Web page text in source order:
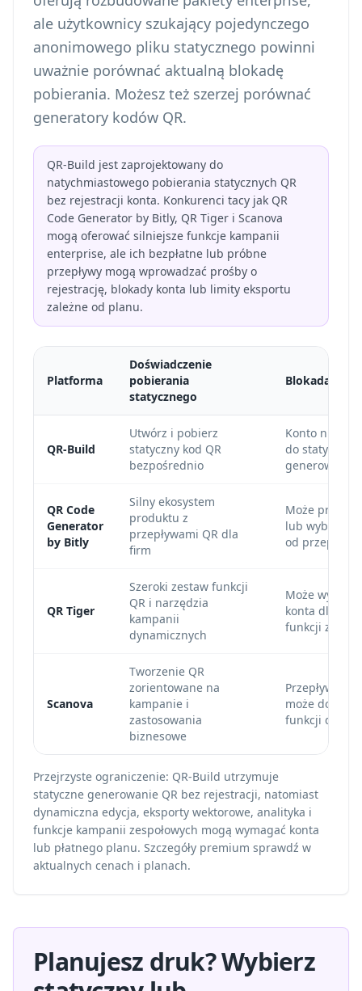
ale użytkownicy szukający pojedynczego
anonimowego pliku statycznego powinni
uważnie porównać aktualną blokadę
pobierania. Możesz też szerzej porównać
generatory kodów QR.
QR-Build jest zaprojektowany do
natychmiastowego pobierania statycznych QR
bez rejestracji konta. Konkurenci tacy jak QR
Code Generator by Bitly, QR Tiger i Scanova
mogą oferować silniejsze funkcje kampanii
enterprise, ale ich bezpłatne lub próbne
przepływy mogą wprowadzać prośby o
rejestrację, blokady konta lub limity eksportu
zależne od planu.
Platforma
Doświadczenie
pobierania
statycznego
Blokada
QR-Build
Utwórz i pobierz
statyczny kod QR
bezpośrednio
Konto nie
do
generowania
QR Code
Generator
by Bitly
Silny ekosystem
produktu z
przepływami QR dla
firm
Może prosić
lub wybór
od
QR Tiger
Szeroki zestaw funkcji
QR i narzędzia
kampanii
dynamicznych
Może
konta dla
funkcji
Scanova
Tworzenie QR
zorientowane na
kampanie i
zastosowania
biznesowe
Przepływ
może
funkcji
Przejrzyste ograniczenie: QR-Build utrzymuje
statyczne generowanie QR bez rejestracji, natomiast
dynamiczna edycja, eksporty wektorowe, analityka i
funkcje kampanii zespołowych mogą wymagać konta
lub płatnego planu. Szczegóły premium sprawdź w
aktualnych cenach i planach.
Planujesz druk? Wybierz